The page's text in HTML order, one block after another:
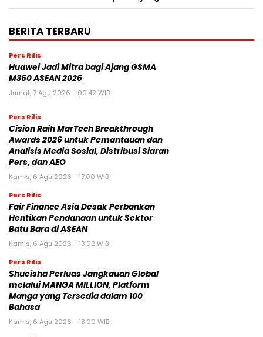
BERITA TERBARU
Pers Rilis
Huawei Jadi Mitra bagi Ajang GSMA
M360 ASEAN 2026
Jumat, 7 Agu 2026 - 00:42 WIB
Pers Rilis
Cision Raih MarTech Breakthrough
Awards 2026 untuk Pemantauan dan
Analisis Media Sosial, Distribusi Siaran
Pers, dan AEO
Kamis, 6 Agu 2026 - 17:00 WIB
Pers Rilis
Fair Finance Asia Desak Perbankan
Hentikan Pendanaan untuk Sektor
Batu Bara di ASEAN
Kamis, 6 Agu 2026 - 13:02 WIB
Pers Rilis
Shueisha Perluas Jangkauan Global
melalui MANGA MILLION, Platform
Manga yang Tersedia dalam 100
Bahasa
Kamis, 6 Agu 2026 - 13:00 WIB